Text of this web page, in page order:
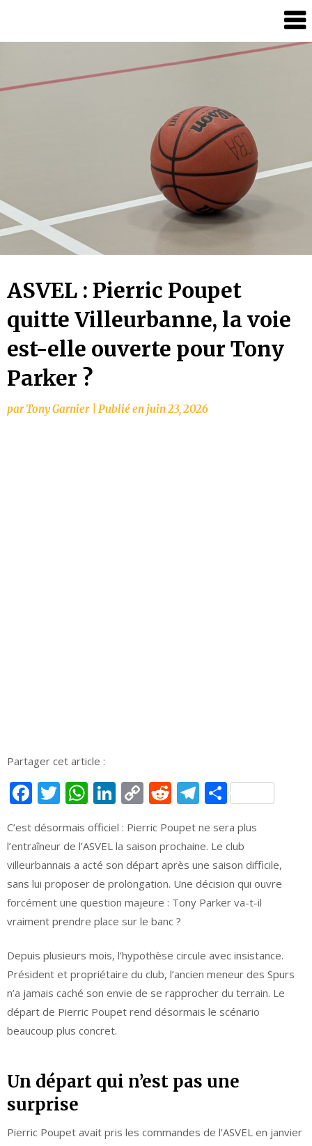
content
Vieux
ASVEL : Pierric Poupet
quitte Villeurbanne, la voie
est-elle ouverte pour Tony
Parker ?
parTony Garnier Publié en juin 23, 2026
Partager cet article :
Facebook
Twitter
WhatsApp
LinkedIn
CopyReddit
Telegram
C’est désormais officiel : Pierric Poupet ne sera plus
l’entraîneur de l’ASVEL la saison prochaine. Le club
villeurbannais a acté son départ après une saison difficile,
sans lui proposer de prolongation. Une décision qui ouvre
forcément une question majeure : Tony Parker va-t-il
vraiment prendre place sur le banc ?
Depuis plusieurs mois, l’hypothèse circule avec insistance.
Président et propriétaire du club, l’ancien meneur des Spurs
n’a jamais caché son envie de se rapprocher du terrain. Le
départ de Pierric Poupet rend désormais le scénario
beaucoup plus concret.
Un départ qui n’est pas une
surprise
Pierric Poupet avait pris les commandes de l’ASVEL en janvier